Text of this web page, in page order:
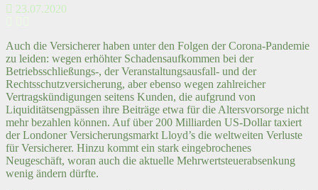
23.07.2020
Auch die Versicherer haben unter den Folgen der Corona-Pandemie
zu leiden: wegen erhöhter Schadensaufkommen bei der
Betriebsschließungs-, der Veranstaltungsausfall- und der
Rechtsschutzversicherung, aber ebenso wegen zahlreicher
Vertragskündigungen seitens Kunden, die aufgrund von
Liquiditätsengpässen ihre Beiträge etwa für die Altersvorsorge nicht
mehr bezahlen können. Auf über 200 Milliarden US-Dollar taxiert
der Londoner Versicherungsmarkt Lloyd’s die weltweiten Verluste
für Versicherer. Hinzu kommt ein stark eingebrochenes
Neugeschäft, woran auch die aktuelle Mehrwertsteuerabsenkung
wenig ändern dürfte.